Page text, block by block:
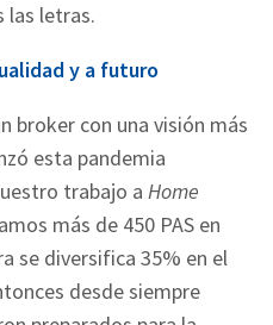
las letras.
y a futuro
broker con una visión más
esta pandemia
trabajo a Home
más de 450 PAS en
se diversifica 35% en el
desde siempre